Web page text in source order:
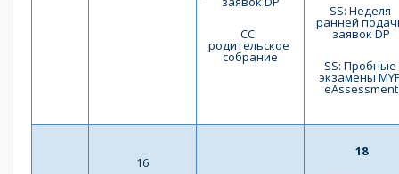
СС:
родительское
собрание
SS: Неделя
ранней
заявок DP
SS: Пробные
экзамены
eAssessment
16
18